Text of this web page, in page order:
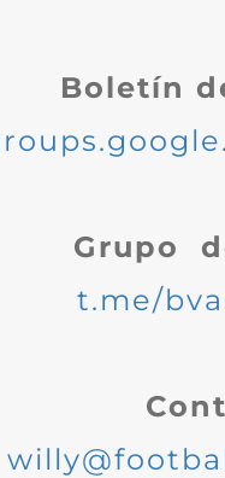
Boletín
Grupo
t.me/